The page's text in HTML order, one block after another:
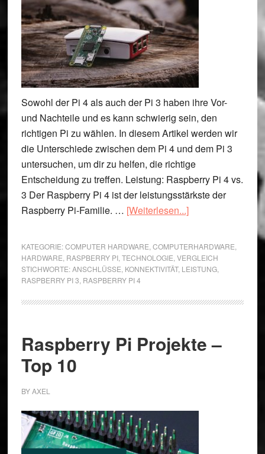
Sowohl der Pi 4 als auch der Pi 3 haben ihre Vor-
und Nachteile und es kann schwierig sein, den
richtigen Pi zu wählen. In diesem Artikel werden wir
die Unterschiede zwischen dem Pi 4 und dem Pi 3
untersuchen, um dir zu helfen, die richtige
Entscheidung zu treffen. Leistung: Raspberry Pi 4 vs.
3 Der Raspberry Pi 4 ist der leistungsstärkste der
Raspberry Pi-Familie. … [Weiterlesen...]ÜberRaspberry
vs.
3
KATEGORIE:COMPUTER HARDWARE COMPUTERHARDWARE
HARDWARE RASPBERRY PI, TECHNOLOGIE VERGLEICH
STICHWORTE:ANSCHLÜSSE KONNEKTIVITÄT, LEISTUNG,
RASPBERRY PI 3 RASPBERRY PI 4
Raspberry Pi Projekte –
Top 10
BYAXEL